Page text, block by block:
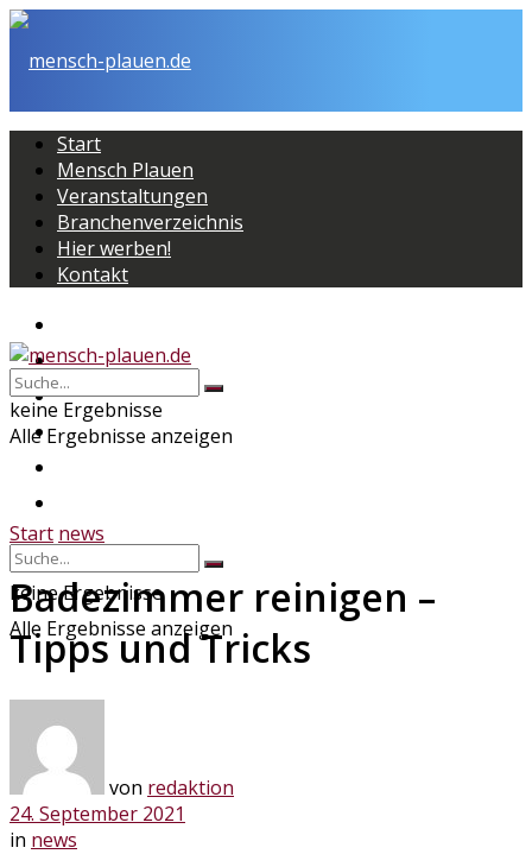
Start
Mensch Plauen
Veranstaltungen
Branchenverzeichnis
Hier werben!
Kontakt
Mensch Plauen
Veranstaltungen
Branchenverzeichnis
keine Ergebnisse
Alle Ergebnisse anzeigen
keine Ergebnisse
Alle Ergebnisse anzeigen
Start news
Badezimmer reinigen –
Tipps und Tricks
von redaktion
24. September 2021
in news